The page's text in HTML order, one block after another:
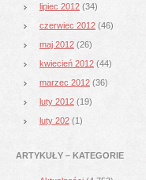
lipiec 2012 (34)
czerwiec 2012 (46)
maj 2012 (26)
kwiecień 2012 (44)
marzec 2012 (36)
luty 2012 (19)
luty 202 (1)
ARTYKUŁY – KATEGORIE